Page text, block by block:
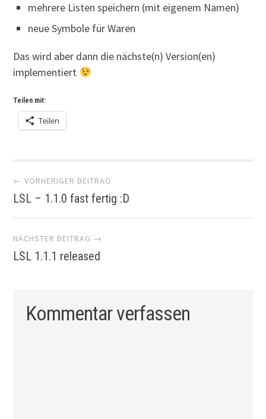
mehrere Listen speichern (mit eigenem Namen)
neue Symbole für Waren
Das wird aber dann die nächste(n) Version(en)
implementiert
Teilen mit:
Teilen
Artikel-
Navigation
← VORHERIGER BEITRAG
LSL – 1.1.0 fast fertig :D
NÄCHSTER BEITRAG →
LSL 1.1.1 released
Kommentar verfassen